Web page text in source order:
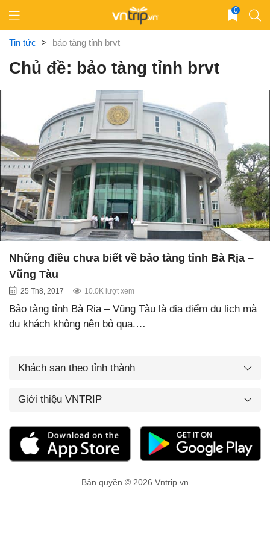
content
0
Tin tức > bảo tàng tỉnh brvt
Chủ đề: bảo tàng tỉnh brvt
Những điều chưa biết về bảo tàng tỉnh Bà Rịa –
Vũng Tàu
25 Th8, 2017 10.0K lượt xem
Bảo tàng tỉnh Bà Rịa – Vũng Tàu là địa điểm du lịch mà
du khách không nên bỏ qua.…
Khách sạn theo tỉnh thành
Giới thiệu VNTRIP
Bản quyền © 2026 Vntrip.vn